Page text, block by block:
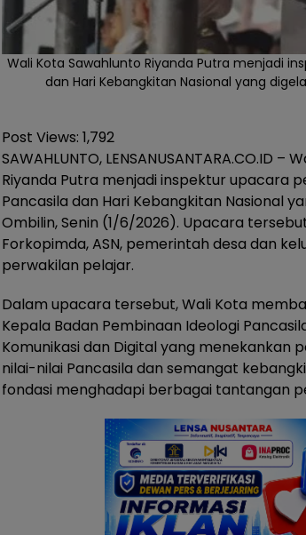
Wali Kota Sawahlunto Riyanda Putra menjadi
dan Hari Kebangkitan Nasional yang
Post Views: 1,792
SAWAHLUNTO, LENSANUSANTARA.CO.ID –
Riyanda Putra menjadi inspektur upacara
Pancasila dan Hari Kebangkitan Nasional
Ombilin, Senin (1/6/2026). Upacara
Forkopimda, ASN, pemerintah desa dan
perwakilan pelajar.
Dalam upacara tersebut, Wali Kota
Kepala Badan Pembinaan Ideologi
Komunikasi dan Digital yang menekankan
nilai-nilai Pancasila dan semangat
fondasi menghadapi berbagai tantangan